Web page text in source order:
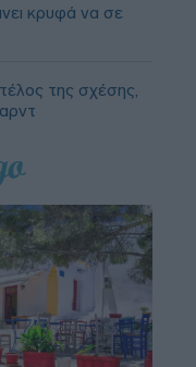
κρυφά να σε
της σχέσης,